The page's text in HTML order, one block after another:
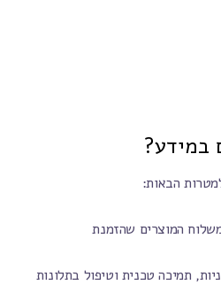
במידע?
הבאות:
המוצרים שהזמנת
תמיכה טכנית וטיפול בתלונות